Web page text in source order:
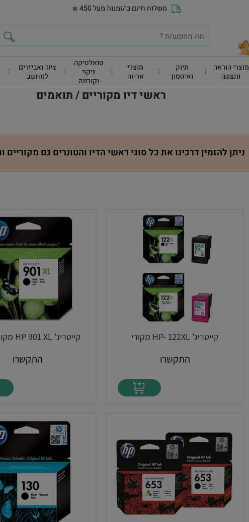
משלוח חינם בהזמנות מעל 450 ₪
מוצרי הוראה
ותצוגה
תיוק
ואיחסון
מוצרי
אריזה
טואלטיקה
ניקוי
וקורונה
ציוד ואביזרים
למחשב
ראשי דיו מקוריים / תואמים
ניתן להזמין דרכינו את כל סוגי ראשי הדיו והטונרים גם מקוריים
קייטריג' HP- 122XL מקורי
התקשרו
קייטריג' HP 901 XL מקורי שחור
התקשרו